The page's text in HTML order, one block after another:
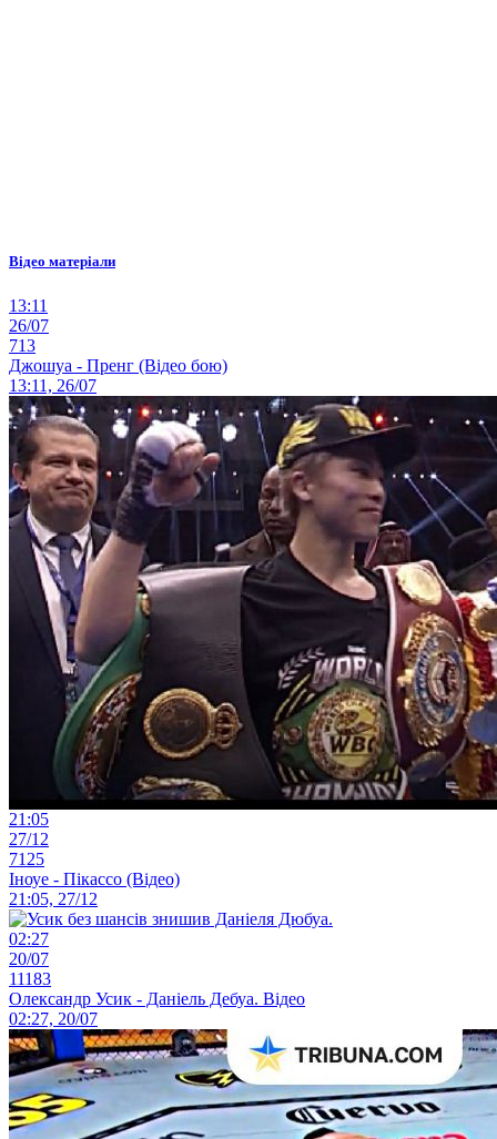
Відео матеріали
13:11
26/07
713
Джошуа - Пренг (Відео бою)
13:11, 26/07
21:05
27/12
7125
Іноуе - Пікассо (Відео)
21:05, 27/12
02:27
20/07
11183
Олександр Усик - Даніель Дебуа. Відео
02:27, 20/07